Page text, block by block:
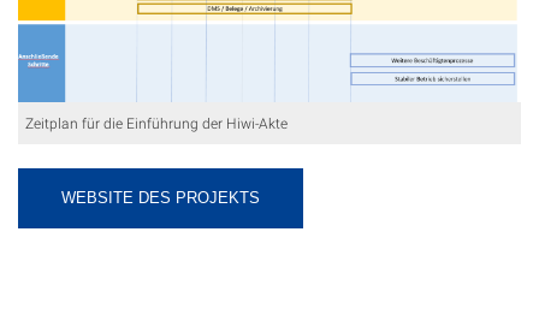
Zeitplan für die Einführung der Hiwi-Akte
WEBSITE DES PROJEKTS